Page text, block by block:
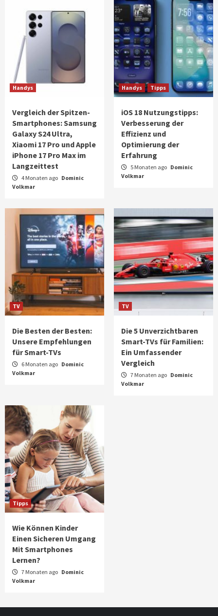
Handys
Vergleich der Spitzen-
Smartphones: Samsung
Galaxy S24 Ultra,
Xiaomi 17 Pro und Apple
iPhone 17 Pro Max im
Langzeittest
4 Monaten ago Dominic
Volkmar
Handys Tipps
iOS 18 Nutzungstipps:
Verbesserung der
Effizienz und
Optimierung der
Erfahrung
5 Monaten ago Dominic
Volkmar
TV
Die Besten der Besten:
Unsere Empfehlungen
für Smart-TVs
6 Monaten ago Dominic
Volkmar
TV
Die 5 Unverzichtbaren
Smart-TVs für Familien:
Ein Umfassender
Vergleich
7 Monaten ago Dominic
Volkmar
Tipps
Wie Können Kinder
Einen Sicheren Umgang
Mit Smartphones
Lernen?
7 Monaten ago Dominic
Volkmar